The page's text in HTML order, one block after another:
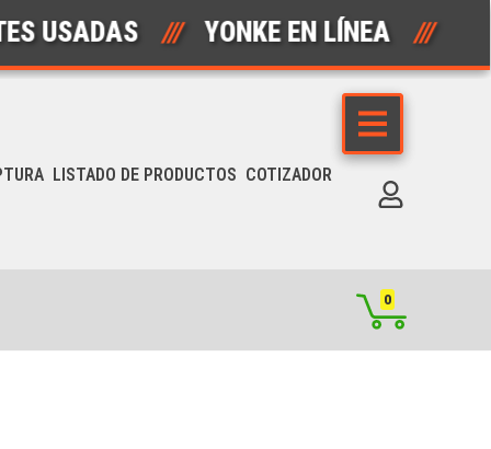
/// YONKE EN LÍNEA ///
LISTADO DE PRODUCTOS COTIZADOR
0